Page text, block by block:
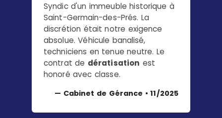
Syndic d'un immeuble historique à
Saint-Germain-des-Prés. La
discrétion était notre exigence
absolue. Véhicule banalisé,
techniciens en tenue neutre. Le
contrat de dératisation est
honoré avec classe.
— Cabinet de Gérance • 11/2025